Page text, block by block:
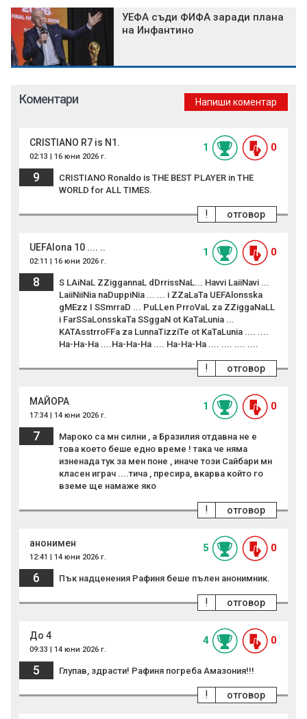
УЕФА съди ФИФА заради плана
на Инфантино
Коментари Напиши коментар
CRISTIANO R7 is N1.
02:13 | 16 юни 2026 г.
1 0
9
CRISTIANO Ronaldo is THE BEST PLAYER in THE
WORLD for ALL TIMES.
отговор
!
UEFAlona 10 .... ..
02:11 | 16 юни 2026 г.
1 0
8
S LAiNaL ZZiggannaL dDrrissNaL... Havvi LaiiNavi ...
LaiiNiiNia naDuppiNia ... ... i ZZaLaTa UEFAlonsska
gMEzz I SSmrraD ... PuLLen PrroVaL za ZZiggaNaLL
i FarSSaLonsskaTa SSggaN ot KaTaLunia ...
KATAsstrroFFa za LunnaTizziTe ot KaTaLunia .... ....
Ha-Ha-Ha ....Ha-Ha-Ha .... Ha-Ha-Ha .... .... .... ....
отговор
!
МАЙОРА
17:34 | 14 юни 2026 г.
1 0
7
Мароко са мн силни , а Бразилия отдавна не е
това което беше едно време ! така че няма
изненада тук за мен поне , иначе този Сайбари мн
класен играч ....тича , пресира, вкарва който го
вземе ще намаже яко
отговор
!
анонимен
12:41 | 14 юни 2026 г.
5 0
6 Пък надценения Рафиня беше пълен анонимник.
отговор
!
До 4
09:33 | 14 юни 2026 г.
4 0
5 Глупав, здрасти! Рафиня погреба Амазония!!!
отговор
!